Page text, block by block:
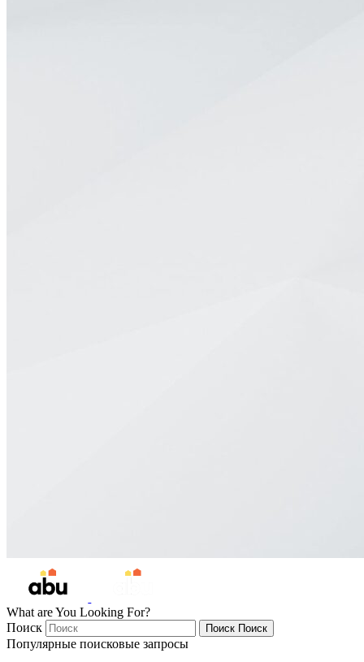
What are You Looking For?
Поиск
Поиск Поиск
Популярные поисковые запросы